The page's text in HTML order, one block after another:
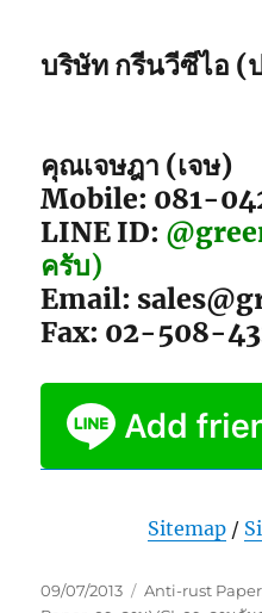
บริษัท กรีนวีซีไอ (
คุณเจษฎา (เจษ)
Mobile: 081-
LINE ID:
ครับ)
Email:
Fax: 02-508-
Sitemap/
Posted
09/07/2013 Tags
Anti-rust Paper